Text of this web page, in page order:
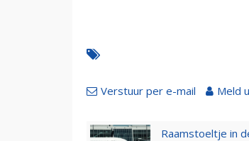
Verstuur per e-mail Meld
Raamstoeltje in